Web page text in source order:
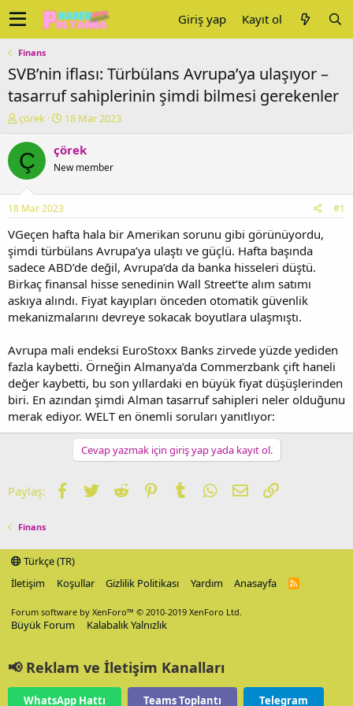
Giriş yap Kayıt ol
Finans
SVB’nin iflası: Türbülans Avrupa’ya ulaşıyor –
tasarruf sahiplerinin şimdi bilmesi gerekenler
K
n
u
y
b
a
ş
a
t
a
n
çörek
B
ş
a
ç
t
a
r
i
h
i
18 Mar 2023
Ç çörek
New member
18 Mar 2023 #1
VGeçen hafta hala bir Amerikan sorunu gibi görünüyordu,
şimdi türbülans Avrupa’ya ulaştı ve güçlü. Hafta başında
sadece ABD’de değil, Avrupa’da da banka hisseleri düştü.
Birkaç finansal hisse senedinin Wall Street’te alım satımı
askıya alındı. Fiyat kayıpları önceden otomatik güvenlik
mekanizmalarını devreye sokacak boyutlara ulaşmıştı.
Avrupa mali endeksi EuroStoxx Banks zirvede yüzde yediden
fazla kaybetti. Örneğin Almanya’da Commerzbank çift haneli
değer kaybetti, bu son yıllardaki en büyük fiyat düşüşlerinden
biri. En azından şimdi Alman tasarruf sahipleri neler olduğunu
merak ediyor. WELT en önemli soruları yanıtlıyor:
Cevap yazmak için giriş yap yada kayıt ol.
Paylaş: Facebook
TwitterReddit PinterestTumblrWhatsApp
E-postaLink
Finans
Türkçe (TR)
İletişim
Koşullar Gizlilik Politikası Yardım Anasayfa
R
Forum software by XenForo™ © 2010-2019 XenForo Ltd.
Büyük Forum Kalabalık Yalnızlık
📢 Reklam ve İletişim Kanalları
WhatsApp Hattı Teams Toplantı Telegram